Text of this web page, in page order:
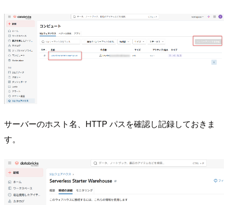
サーバーのホスト名、HTTP パスを確認し記録しておきま
す。